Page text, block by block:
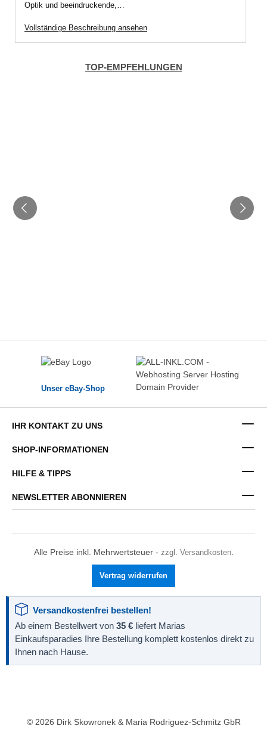
Optik und beeindruckende,…
Vollständige Beschreibung ansehen
TOP-EMPFEHLUNGEN
Unser eBay-Shop
IHR KONTAKT ZU UNS
SHOP-INFORMATIONEN
HILFE & TIPPS
NEWSLETTER ABONNIEREN
Alle Preise inkl. Mehrwertsteuer - zzgl. Versandkosten.
Vertrag widerrufen
Versandkostenfrei bestellen!
Ab einem Bestellwert von 35 € liefert Marias
Einkaufsparadies Ihre Bestellung komplett kostenlos direkt zu
Ihnen nach Hause.
© 2026 Dirk Skowronek & Maria Rodriguez-Schmitz GbR